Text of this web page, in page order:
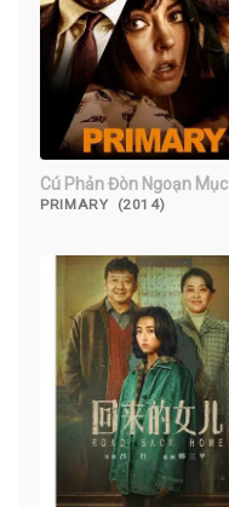
Cú Phản Đòn Ngoạn Mục
PRIMARY (2014)